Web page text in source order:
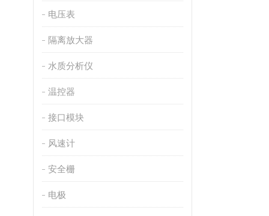
电压表
隔离放大器
水质分析仪
温控器
接口模块
风速计
安全栅
电极